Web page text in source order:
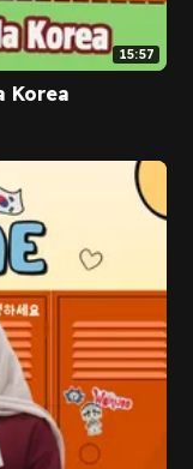
15:57
Korea